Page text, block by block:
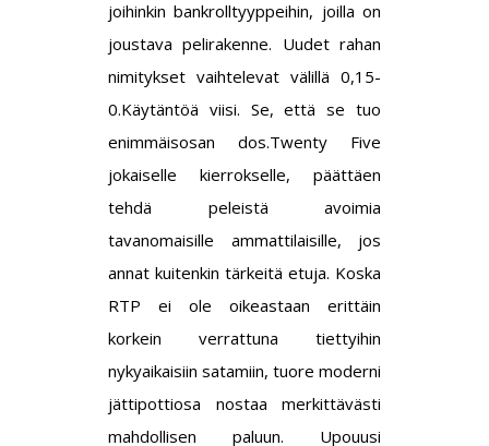
joihinkin bankrolltyyppeihin, joilla on
joustava pelirakenne. Uudet rahan
nimitykset vaihtelevat välillä 0,15-
0.Käytäntöä viisi. Se, että se tuo
enimmäisosan dos.Twenty Five
jokaiselle kierrokselle, päättäen
tehdä peleistä avoimia
tavanomaisille ammattilaisille, jos
annat kuitenkin tärkeitä etuja. Koska
RTP ei ole oikeastaan erittäin
korkein verrattuna tiettyihin
nykyaikaisiin satamiin, tuore moderni
jättipottiosa nostaa merkittävästi
mahdollisen paluun. Upouusi